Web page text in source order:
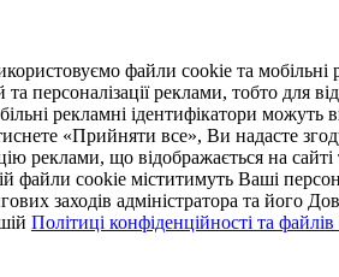
файли cookie та мобільні
персоналізації реклами, тобто для
рекламні ідентифікатори можуть
«Прийняти все», Ви надасте
реклами, що відображається на
файли cookie міститимуть Ваші
заходів адміністратора та його
Політиці конфіденційності та